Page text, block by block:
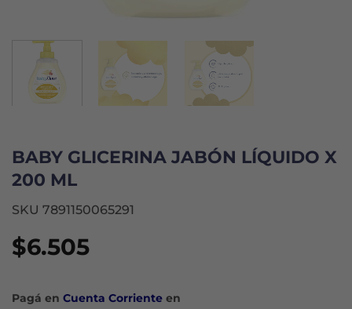
BABY GLICERINA JABÓN LÍQUIDO X
200 ML
SKU 7891150065291
$6.505
Pagá en Cuenta Corriente en